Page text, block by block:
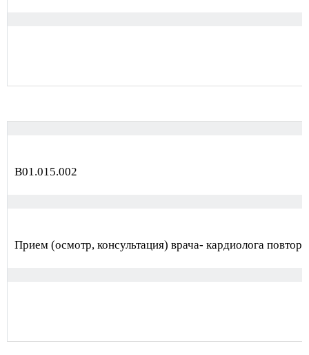
В01.015.002
Прием (осмотр, консультация) врача- кардиолога